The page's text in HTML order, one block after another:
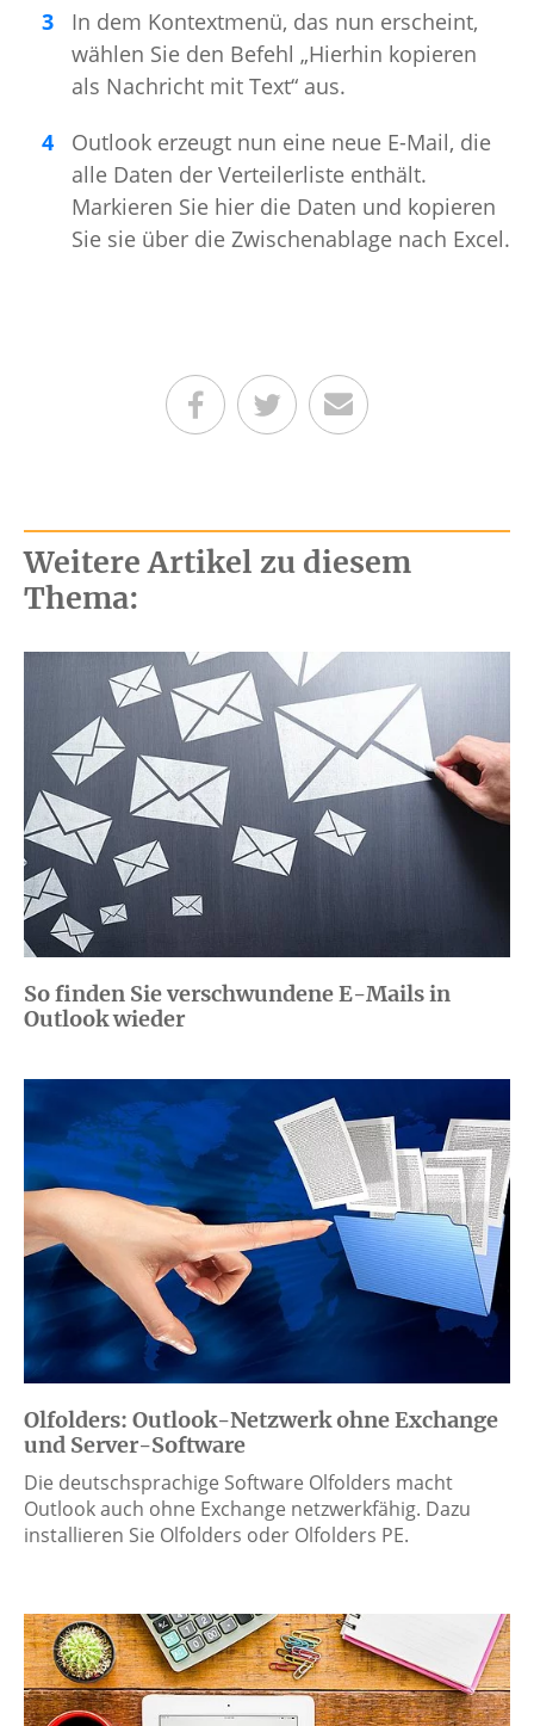
In dem Kontextmenü, das nun erscheint,
wählen Sie den Befehl „Hierhin kopieren
als Nachricht mit Text“ aus.
Outlook erzeugt nun eine neue E-Mail, die
alle Daten der Verteilerliste enthält.
Markieren Sie hier die Daten und kopieren
Sie sie über die Zwischenablage nach Excel.
Teilen auf Facebook
Teilen auf Twitter
Per E-Mail senden
Weitere Artikel zu diesem
Thema:
So finden Sie verschwundene E-Mails in
Outlook wieder
Olfolders: Outlook-Netzwerk ohne Exchange
und Server-Software
Die deutschsprachige Software Olfolders macht
Outlook auch ohne Exchange netzwerkfähig. Dazu
installieren Sie Olfolders oder Olfolders PE.